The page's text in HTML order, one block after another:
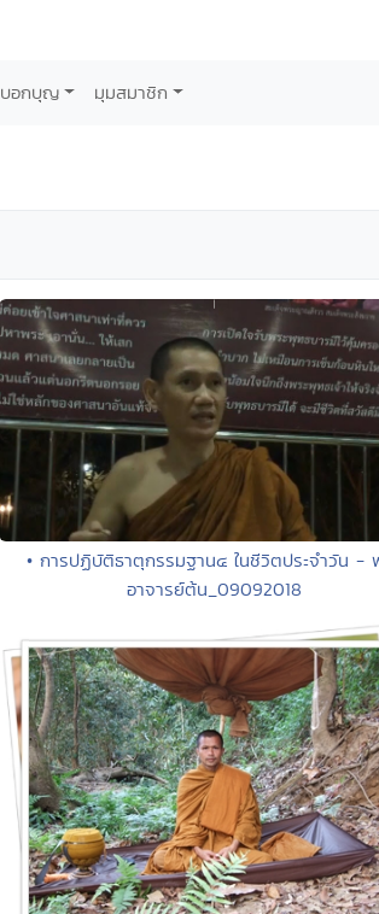
บอกบุญ มุมสมาชิก
• การปฏิบัติธาตุกรรมฐาน๔ ในชีวิตประจำวัน -
อาจารย์ต้น_09092018